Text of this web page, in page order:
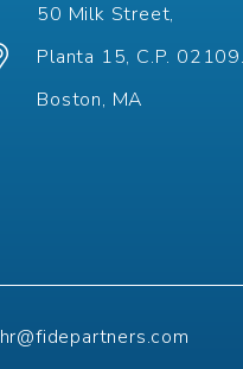
50 Milk Street,
Planta 15, C.P. 02109.
Boston, MA
hr@fidepartners.com